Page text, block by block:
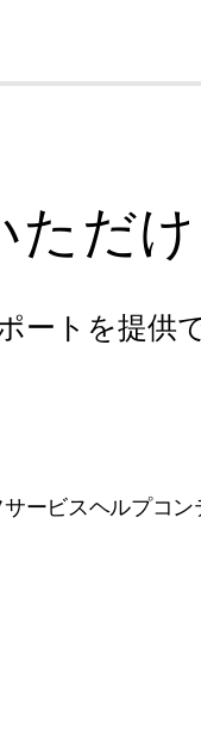
ただ
ートを提供
ービスヘルプコ